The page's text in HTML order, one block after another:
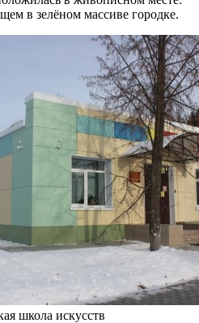
в зелёном массиве городке.
школа искусств